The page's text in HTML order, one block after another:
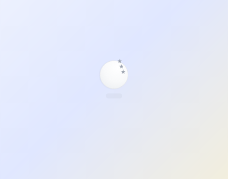
★
★
★